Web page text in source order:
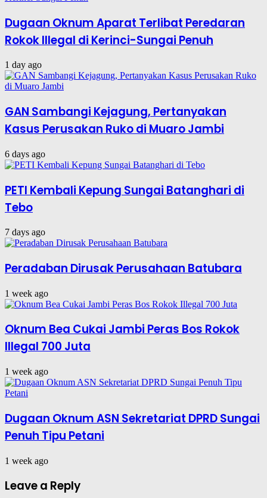
Dugaan Oknum Aparat Terlibat Peredaran
Rokok Illegal di Kerinci-Sungai Penuh
1 day ago
GAN Sambangi Kejagung, Pertanyakan
Kasus Perusakan Ruko di Muaro Jambi
6 days ago
PETI Kembali Kepung Sungai Batanghari di
Tebo
7 days ago
Peradaban Dirusak Perusahaan Batubara
1 week ago
Oknum Bea Cukai Jambi Peras Bos Rokok
Illegal 700 Juta
1 week ago
Dugaan Oknum ASN Sekretariat DPRD Sungai
Penuh Tipu Petani
1 week ago
Leave a Reply